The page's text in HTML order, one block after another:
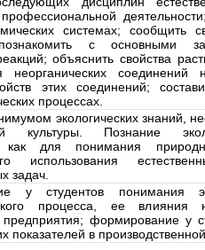
системах; сообщить
с основными
объяснить свойства
неорганических
этих соединений;
процессах.
экологических знаний,
культуры. Познание
как для понимания
использования
задач.
у студентов понимания
процесса, ее влияния
предприятия; формирование у
показателей в